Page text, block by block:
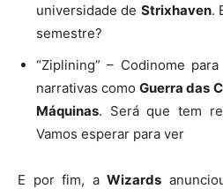
universidade de Strixhaven.
semestre?
“Ziplining” – Codinome
narrativas comoGuerra das
Máquinas. Será que tem
Vamos esperar para ver
E por fim, aWizards